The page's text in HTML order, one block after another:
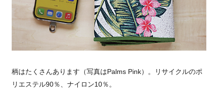
柄はたくさんあります（写真はPalms Pink）。リサイクルのポ
リエステル90％、ナイロン10％。